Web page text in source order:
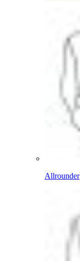
Allrounder